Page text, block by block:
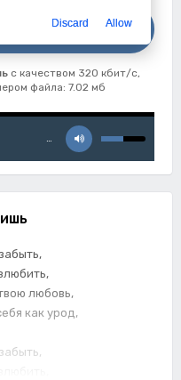
с качеством 320 кбит/с,
файла: 7.02 мб
…
любовь,
как урод,
Discard Allow